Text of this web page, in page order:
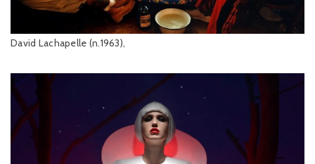
David Lachapelle (n.1963),